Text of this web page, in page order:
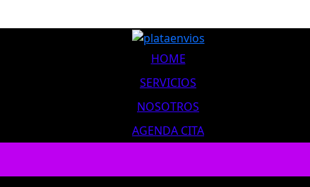
HOME
SERVICIOS
NOSOTROS
AGENDA CITA